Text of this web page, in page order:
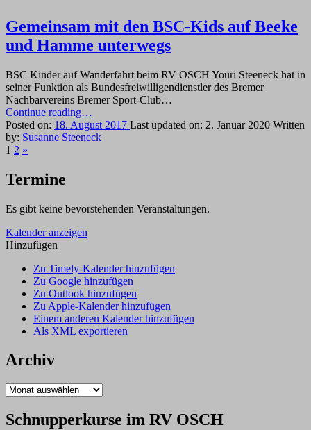
Gemeinsam mit den BSC-Kids auf Beeke
und Hamme unterwegs
BSC Kinder auf Wanderfahrt beim RV OSCH Youri Steeneck hat in
seiner Funktion als Bundesfreiwilligendienstler des Bremer
Nachbarvereins Bremer Sport-Club…
Continue reading“Gemeinsam
mit
den
Hamme
…
Posted on: 18. August 2017 Last updated on: 2. Januar 2020 Written
by: Susanne Steeneck
1 2 Next
»
Termine
Es gibt keine bevorstehenden Veranstaltungen.
Kalender anzeigen
Hinzufügen
Zu Timely-Kalender hinzufügen
Zu Google hinzufügen
Zu Outlook hinzufügen
Zu Apple-Kalender hinzufügen
Einem anderen Kalender hinzufügen
Als XML exportieren
Archiv
Archiv
Schnupperkurse im RV OSCH